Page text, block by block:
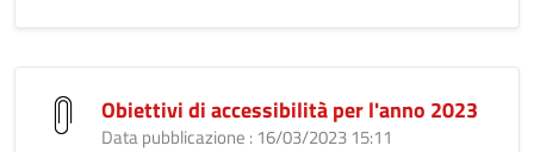
Obiettivi di accessibilità per l'anno 2023
Data pubblicazione : 16/03/2023 15:11